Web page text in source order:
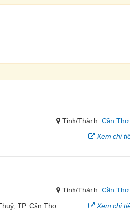
Tỉnh/Thành:Cần Thơ
Xem chi
Tỉnh/Thành:Cần Thơ
TP. Cần Thơ
Xem chi